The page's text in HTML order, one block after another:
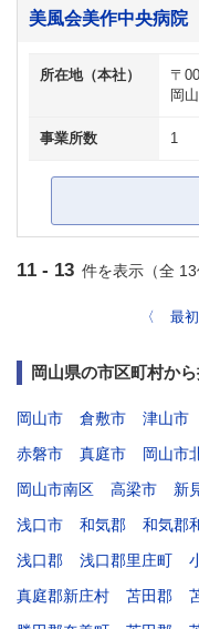
美風会美作中央病院
所在地（本社）
〒
岡
事業所数 1
11 - 13 件を表示（全 13
〈 最
岡山県の市区町村か
岡山市 倉敷市 津山市
赤磐市
真庭市 岡山市
岡山市南区
高梁市 新
浅口市
和気郡 和気郡
浅口郡
浅口郡里庄町
真庭郡新庄村
苫田郡